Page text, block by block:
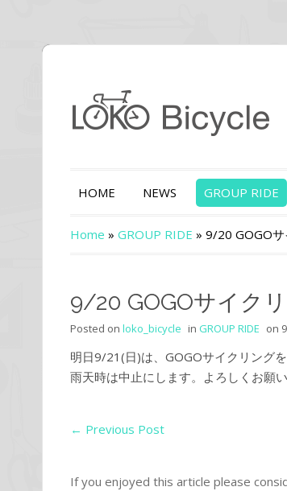
HOME NEWS GROUP RIDE
Home » GROUP RIDE » 9/20 GOGO
9/20 GOGOサイク
Posted on loko_bicycle in GROUP RIDE on
明日9/21(日)は、GOGOサイクリング
雨天時は中止にします。よろしくお願い
← Previous Post
If you enjoyed this article please